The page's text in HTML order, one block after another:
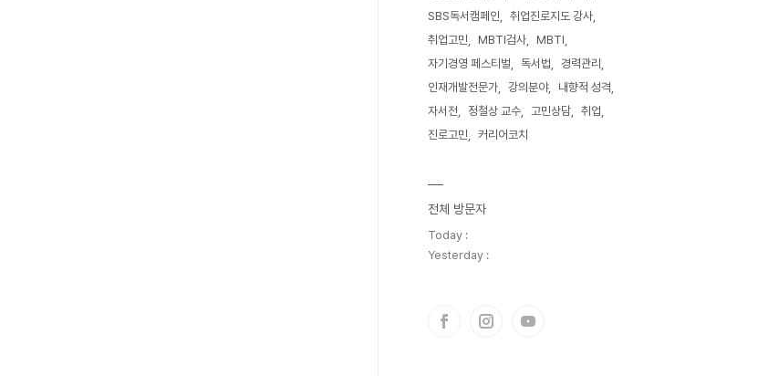
SBS독서캠페인
취업진로지도 강사
취업고민
MBTI검사
MBTI
자기경영 페스티벌
독서법
경력관리
인재개발전문가
강의분야
내향적 성격
자서전
정철상 교수 고민상담
취업
진로고민
커리어코치
전체 방문자
Today :
Yesterday :